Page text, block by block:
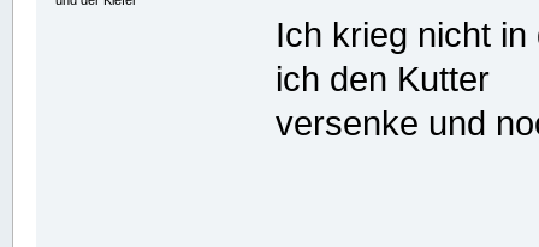
Ich krieg nicht
ich den Kutter
versenke und